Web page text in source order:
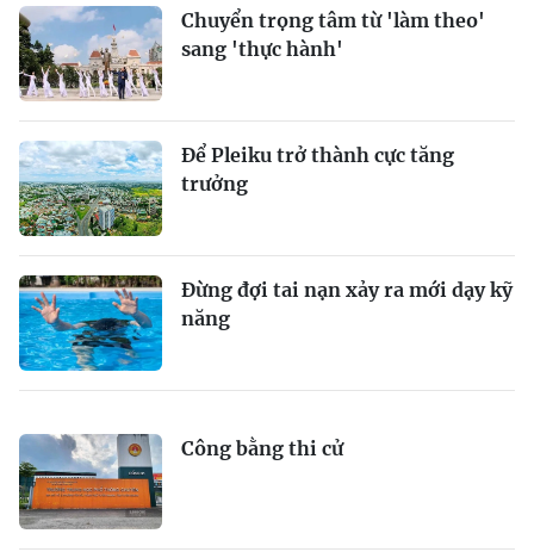
Chuyển trọng tâm từ 'làm theo'
sang 'thực hành'
Để Pleiku trở thành cực tăng
trưởng
Đừng đợi tai nạn xảy ra mới dạy kỹ
năng
Công bằng thi cử